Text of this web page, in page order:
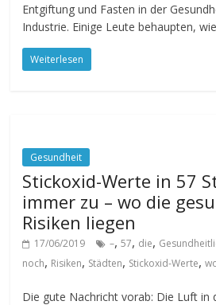
Entgiftung und Fasten in der
Industrie. Einige Leute behaupten, wie
Weiterlesen
Gesundheit
Stickoxid-Werte in 57
immer zu – wo die
Risiken liegen
17/06/2019 –,57, die,
noch, Risiken, Städten, Stickoxid-Werte,
Die gute Nachricht vorab: Die Luft in